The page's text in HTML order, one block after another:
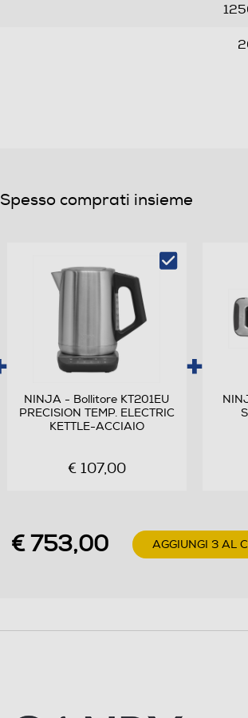
Spesso comprati insieme
NINJA - Bollitore KT201EU
PRECISION TEMP. ELECTRIC
KETTLE-ACCIAIO
€ 107,00
€ 753,00 AGGIUNGI 3 AL